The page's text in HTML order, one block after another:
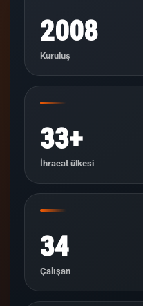
2008
Kuruluş
33+
İhracat ülkesi
34
Çalışan